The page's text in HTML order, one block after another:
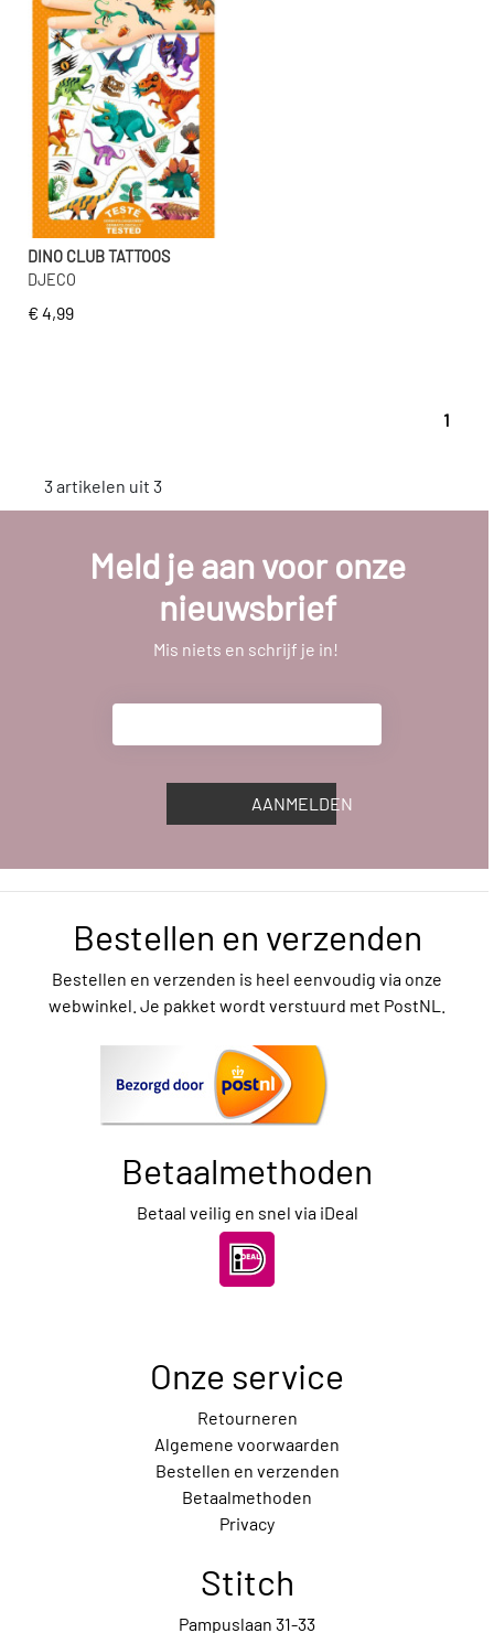
DINO CLUB TATTOOS
DJECO
€ 4,99
1
3 artikelen uit 3
Meld je aan voor onze
nieuwsbrief
Mis niets en schrijf je in!
AANMELDEN
Bestellen en verzenden
Bestellen en verzenden is heel eenvoudig via onze
webwinkel. Je pakket wordt verstuurd met PostNL.
Betaalmethoden
Betaal veilig en snel via iDeal
Onze service
Retourneren
Algemene voorwaarden
Bestellen en verzenden
Betaalmethoden
Privacy
Stitch
Pampuslaan 31-33